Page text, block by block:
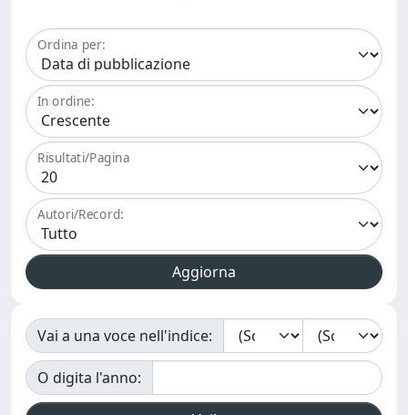
Ordina per:
In ordine:
Risultati/Pagina
Autori/Record:
Vai a una voce nell'indice:
O digita l'anno: